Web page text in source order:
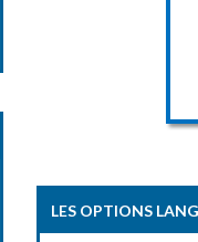
LES OPTIONS